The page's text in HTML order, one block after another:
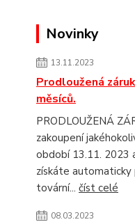
Novinky
13.11.2023
Prodloužená
měsíců.
PRODLOUŽENÁ
zakoupení
období 13.11. 2023
získáte automaticky
tovární... číst celé
08.03.2023